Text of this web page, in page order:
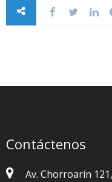
Contáctenos
Av. Chorroarín